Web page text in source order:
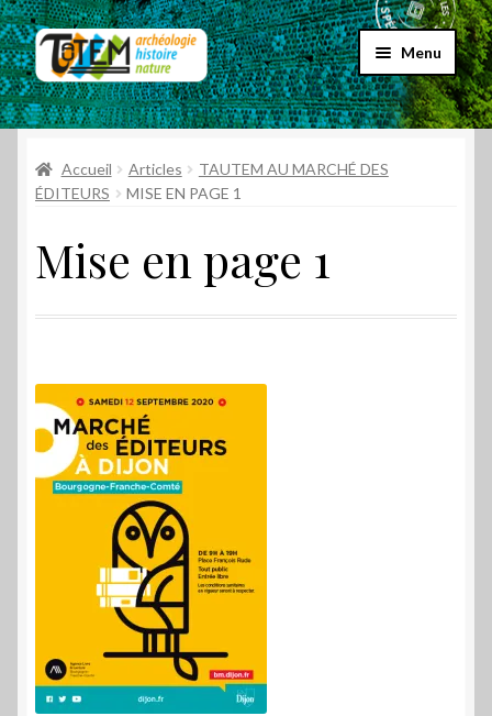
Aller
à
la
navigation
Aller
au
contenu
Menu
Accueil
Choix par genre
Accueil Articles
TAUTEM AU MARCHÉ DES
ÉDITEURS
MISE EN PAGE 1
Mise en page 1